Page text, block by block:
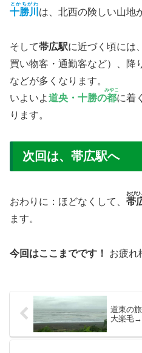
十勝川
とかちがわ
は、北西の険しい山地
そして帯広駅に近づく頃には
買い物客・通勤客など）、降
などが多くなります。
いよいよ道央 ・ 十勝の都
みやこ
に着
ります。
次回は、帯広駅へ
おわりに：ほどなくして、 帯
おびひ
ます。
今回はここまでです！ お疲れ
道東の
大楽毛